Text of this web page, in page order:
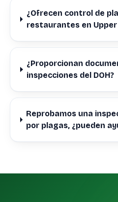
¿Ofrecen control de
restaurantes en Upper
¿Proporcionan
inspecciones del DOH?
Reprobamos una
por plagas, ¿pueden